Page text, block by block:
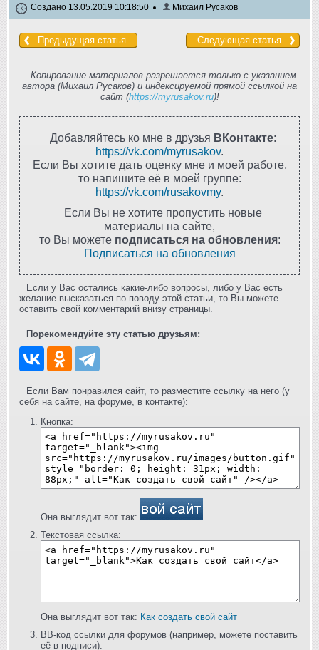
Создано 13.05.2019 10:18:50 Михаил Русаков
Предыдущая статья Следующая статья
Копирование материалов разрешается только с указанием
автора (Михаил Русаков) и индексируемой прямой ссылкой на
сайт (https://myrusakov.ru)!
Добавляйтесь ко мне в друзья ВКонтакте:
https://vk.com/myrusakov.
Если Вы хотите дать оценку мне и моей работе,
то напишите её в моей группе:
https://vk.com/rusakovmy.
Если Вы не хотите пропустить новые
материалы на сайте,
то Вы можете подписаться на обновления:
Подписаться на обновления
Если у Вас остались какие-либо вопросы, либо у Вас есть
желание высказаться по поводу этой статьи, то Вы можете
оставить свой комментарий внизу страницы.
Порекомендуйте эту статью друзьям:
Если Вам понравился сайт, то разместите ссылку на него (у
себя на сайте, на форуме, в контакте):
Кнопка:
Она выглядит вот так:
Текстовая ссылка:
Она выглядит вот так: Как создать свой сайт
BB-код ссылки для форумов (например, можете поставить
её в подписи):